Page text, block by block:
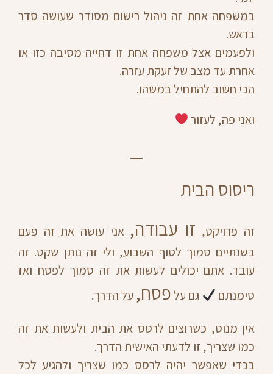
במשפחה אחת זה ניהול רישום מסודר שעושה סדר
בראש.
ולפעמים אצל משפחה אחת זו דחייה מסיבה כזו או
אחרת עד מצב של זעקת עזרה.
הכי חשוב להתחיל במשהו.
ואני פה, לעזור
ריסוס הבית
זה פרויקט, זו עבודה, אני עושה את זה פעם
בשנתיים סמוך לסוף השבוע, ולי זה נותן שקט. זה
עובד. אתם יכולים לעשות את זה סמוך לפסח ואז
סימנתם
גם עלפסח, על הדרך.
אין מנוס, כשרוצים לרסס את הבית ולעשות את זה
כמו שצריך, זו לדעתי האישית הדרך.
בכדי שאפשר יהיה לרסס כמו שצריך ולהגיע לכל